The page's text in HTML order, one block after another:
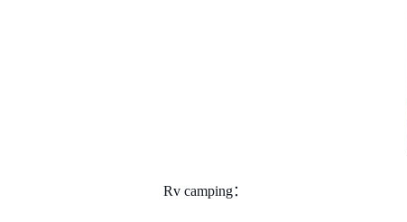
Rv camping：